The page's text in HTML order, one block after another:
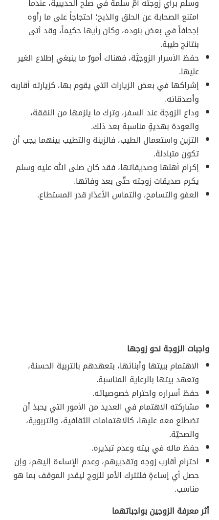
وسلّم برأي زوجته أمُّ سلمة في صلح الحديبية، عندما
امتنع الصحابة عن الحلق والذبح؛ احتجاجاً على ما رأوه
إجحافاً في بعض بنوده، وكان رأيها حكيماً، وقد أتى
بنتائج طيبة.
حفظ الأسرار الزوجيَّة، فهناك أمورٌ ما ينبغي إطلاع الغير
عليها.
إشراكها في بعض الزيارات التي يقوم بها، كزيارته أقاربه
وأصدقائه.
وداع الزوجة عند السفر، وترك ما يلزمها من النفقة،
والعودة بهديةٍ مناسبة بعد ذلك.
التزين واستعمال الطيب، فالزينة والتطيب بينهما يجب أن
تكون متبادلة.
إكرام أهلها وصديقاتها، فقد كان صلى الله عليه وسلم
يكرم صديقات زوجته حتّى بعد وفاتها.
العفو والتسامح، والتماس الأعذار قدر المستطاع.
واجبات الزوجة نحو زوجها
الاهتمام ببيتها وأبنائها، بتعهدهم بالتربية الحسنة،
وتعهد بيتها بالرعاية المناسبة.
حفظ أسراره واحترام خصوصياته.
مشاركته الاهتمام في العديد من الأمور التي يحبذ أن
تضطلع معه عليها، كالاهتمامات الثقافية، والتربوية،
والصحيّة.
حفظ ماله في بيته وعدم تبذيره.
احترام أقارب زوجه وتقديرهم، وعدم الإساءة إليهم، وإن
حصل أي إساءةٍ فلتترك الأمر للزوج ليقدر الموقف بما هو
مناسب.
أثر معرفة الزوجين بواجباتهما